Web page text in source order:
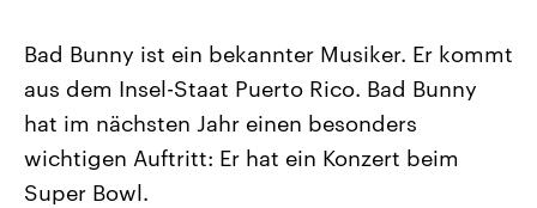
Bad Bunny ist ein bekannter Musiker. Er kommt
aus dem Insel-Staat Puerto Rico. Bad Bunny
hat im nächsten Jahr einen besonders
wichtigen Auftritt: Er hat ein Konzert beim
Super Bowl.